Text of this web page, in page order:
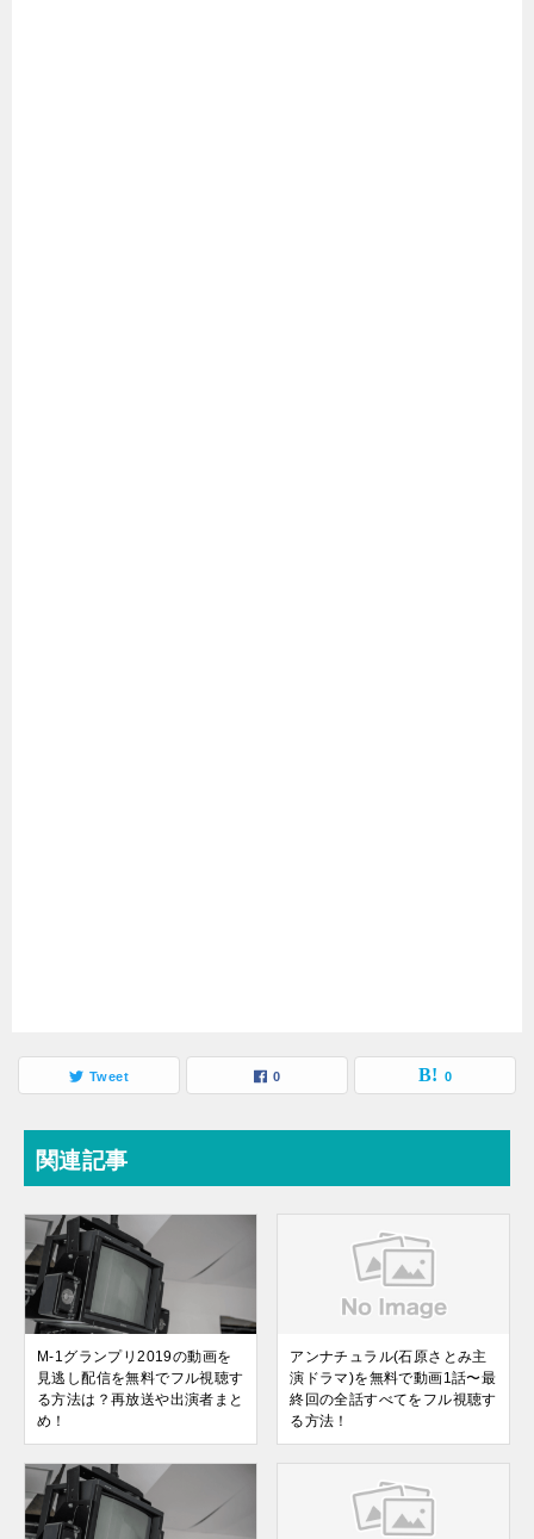
Tweet 0 0
関連記事
M-1グランプリ2019の動画を
見逃し配信を無料でフル視聴す
る方法は？再放送や出演者まと
め！
アンナチュラル(石原さとみ主
演ドラマ)を無料で動画1話〜最
終回の全話すべてをフル視聴す
る方法！